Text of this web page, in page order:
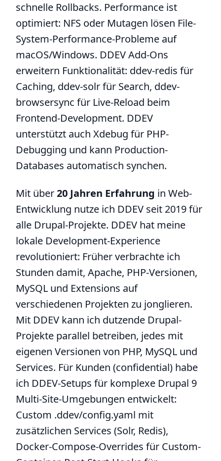
schnelle Rollbacks. Performance ist
optimiert: NFS oder Mutagen lösen File-
System-Performance-Probleme auf
macOS/Windows. DDEV Add-Ons
erweitern Funktionalität: ddev-redis für
Caching, ddev-solr für Search, ddev-
browsersync für Live-Reload beim
Frontend-Development. DDEV
unterstützt auch Xdebug für PHP-
Debugging und kann Production-
Databases automatisch synchen.
Mit über20 Jahren Erfahrung in Web-
Entwicklung nutze ich DDEV seit 2019 für
alle Drupal-Projekte. DDEV hat meine
lokale Development-Experience
revolutioniert: Früher verbrachte ich
Stunden damit, Apache, PHP-Versionen,
MySQL und Extensions auf
verschiedenen Projekten zu jonglieren.
Mit DDEV kann ich dutzende Drupal-
Projekte parallel betreiben, jedes mit
eigenen Versionen von PHP, MySQL und
Services. Für Kunden (confidential) habe
ich DDEV-Setups für komplexe Drupal 9
Multi-Site-Umgebungen entwickelt:
Custom .ddev/config.yaml mit
zusätzlichen Services (Solr, Redis),
Docker-Compose-Overrides für Custom-